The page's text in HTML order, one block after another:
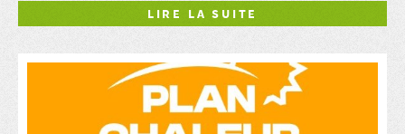
LIRE LA SUITE